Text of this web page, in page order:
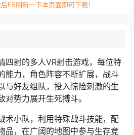
F5刷新一下本页面即可下载！
四射的多人VR射击游戏，每位特
能力，角色阵容不断扩展，战斗
与好友组队，投入惊险刺激的生
势力展开生死搏斗。
术小队，利用特殊战斗技能，配
品，在广阔的地图中参与生存竞